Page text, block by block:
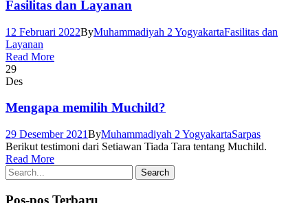
Fasilitas dan Layanan
12 Februari 2022ByMuhammadiyah 2 YogyakartaFasilitas dan
Layanan
Read More
29
Des
Mengapa memilih Muchild?
29 Desember 2021ByMuhammadiyah 2 YogyakartaSarpas
Berikut testimoni dari Setiawan Tiada Tara tentang Muchild.
Read More
Pos-pos Terbaru